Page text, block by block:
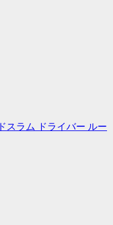
スラム ドライバー ルー